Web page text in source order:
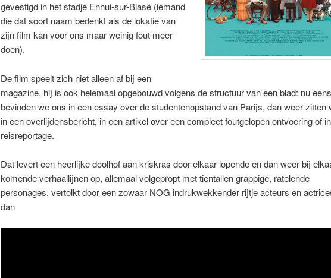
gevestigd in het stadje Ennui-sur-Blasé (iemand
die dat soort naam bedenkt als de lokatie van
zijn film kan voor ons maar weinig fout meer
doen).
De film speelt zich niet alleen af bij een
magazine, hij is ook helemaal opgebouwd volgens de structuur van een blad: nu eens
bevinden we ons in een essay over de studentenopstand van Parijs, dan weer zitten
in een overlijdensbericht, in een artikel over een compleet foutgelopen ontvoering of
reisreportage.
Dat levert een heerlijke doolhof aan kriskras door elkaar lopende en dan weer bij
komende verhaallijnen op, allemaal volgepropt met tientallen grappige, ratelende
personages, vertolkt door een zowaar NOG indrukwekkender rijtje acteurs en
dan